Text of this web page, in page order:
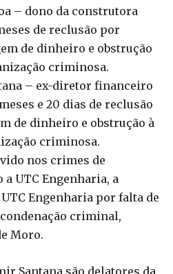
– dono da construtora
de reclusão por
de dinheiro e obstrução
criminosa.
– ex-diretor financeiro
e 20 dias de reclusão
de dinheiro e obstrução à
criminosa.
nos crimes de
UTC Engenharia, a
Engenharia por falta de
criminal,
Moro.
Santana são delatores da